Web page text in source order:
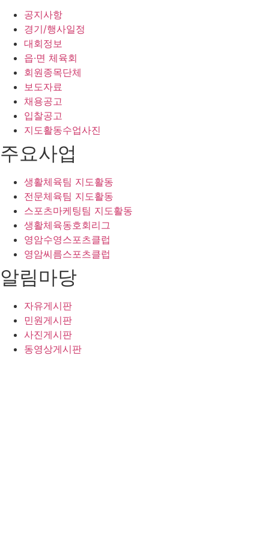
공지사항
경기/행사일정
대회정보
읍·면 체육회
회원종목단체
보도자료
채용공고
입찰공고
지도활동수업사진
주요사업
생활체육팀 지도활동
전문체육팀 지도활동
스포츠마케팅팀 지도활동
생활체육동호회리그
영암수영스포츠클럽
영암씨름스포츠클럽
알림마당
자유게시판
민원게시판
사진게시판
동영상게시판